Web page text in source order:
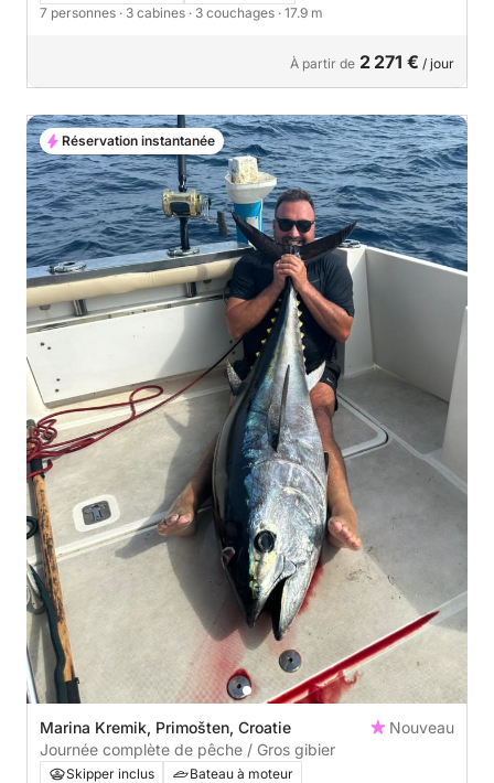
7 personnes · 3 cabines · 3 couchages · 17.9 m
À partir de 2 271 € / jour
Marina Kremik, Primošten, Croatie
Nouveau
Journée complète de pêche / Gros gibier
Skipper inclus
Bateau à moteur
Réservation instantanée